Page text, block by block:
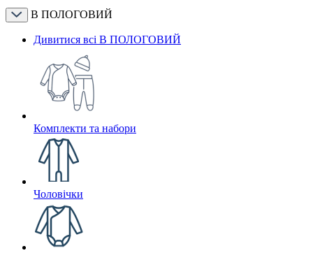
В ПОЛОГОВИЙ
Дивитися всі В ПОЛОГОВИЙ
Комплекти та набори
Чоловічки